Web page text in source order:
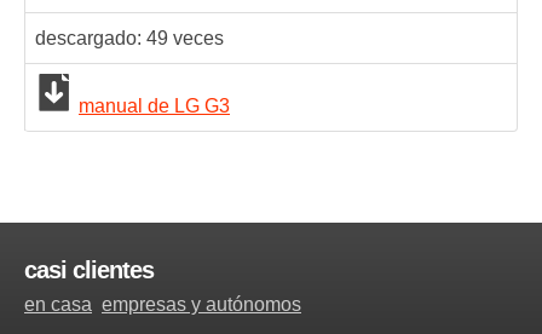
descargado: 49 veces
manual de LG G3
casi clientes
en casa empresas y autónomos